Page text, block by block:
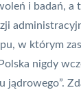
i badań, a
w którym
nigdy
jądrowego”.